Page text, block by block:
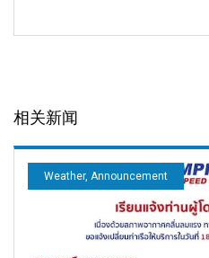
相关新闻
Weather, Announcement